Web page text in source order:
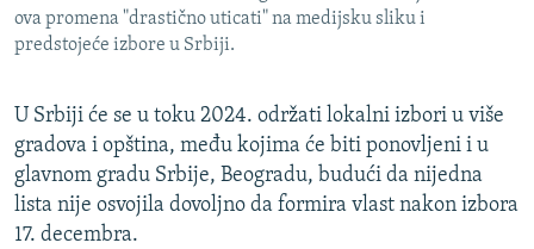
ova promena "drastično uticati" na medijsku sliku i
predstojeće izbore u Srbiji.
U Srbiji će se u toku 2024. održati lokalni izbori u više
gradova i opština, među kojima će biti ponovljeni i u
glavnom gradu Srbije, Beogradu, budući da nijedna
lista nije osvojila dovoljno da formira vlast nakon izbora
17. decembra.